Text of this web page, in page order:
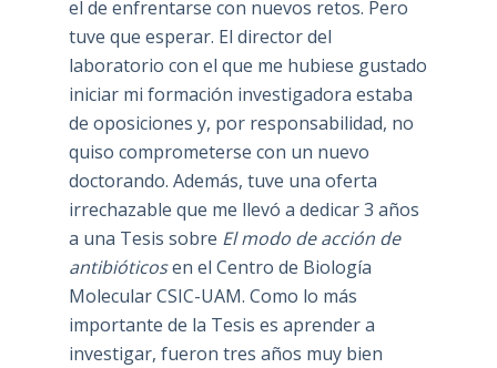
el de enfrentarse con nuevos retos. Pero
tuve que esperar. El director del
laboratorio con el que me hubiese gustado
iniciar mi formación investigadora estaba
de oposiciones y, por responsabilidad, no
quiso comprometerse con un nuevo
doctorando. Además, tuve una oferta
irrechazable que me llevó a dedicar 3 años
a una Tesis sobre El modo de acción de
antibióticosen el Centro de Biología
Molecular CSIC-UAM. Como lo más
importante de la Tesis es aprender a
investigar, fueron tres años muy bien